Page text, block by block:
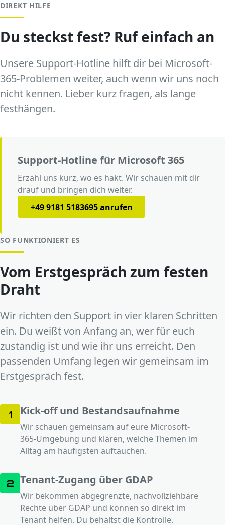
DIREKT HILFE
Du steckst fest? Ruf einfach an
Unsere Support-Hotline hilft dir bei Microsoft-
365-Problemen weiter, auch wenn wir uns noch
nicht kennen. Lieber kurz fragen, als lange
festhängen.
Support-Hotline für Microsoft 365
Erzähl uns kurz, wo es hakt. Wir schauen mit dir
drauf und bringen dich weiter.
+49 9181 5183695 anrufen
SO FUNKTIONIERT ES
Vom Erstgespräch zum festen
Draht
Wir richten den Support in vier klaren Schritten
ein. Du weißt von Anfang an, wer für euch
zuständig ist und wie ihr uns erreicht. Den
passenden Umfang legen wir gemeinsam im
Erstgespräch fest.
1 Kick-off und Bestandsaufnahme
Wir schauen gemeinsam auf eure Microsoft-
365-Umgebung und klären, welche Themen im
Alltag am häufigsten auftauchen.
2 Tenant-Zugang über GDAP
Wir bekommen abgegrenzte, nachvollziehbare
Rechte über GDAP und können so direkt im
Tenant helfen. Du behältst die Kontrolle.